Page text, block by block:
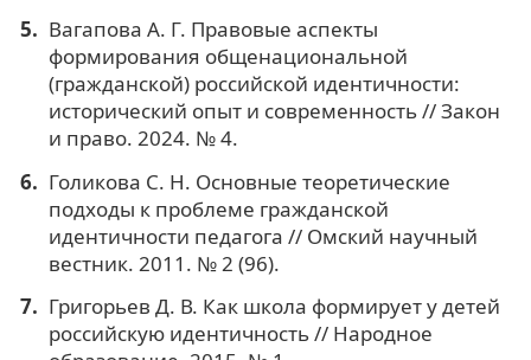
Вагапова А. Г. Правовые аспекты
формирования общенациональной
(гражданской) российской идентичности:
исторический опыт и современность // Закон
и право. 2024. № 4.
Голикова С. Н. Основные теоретические
подходы к проблеме гражданской
идентичности педагога // Омский научный
вестник. 2011. № 2 (96).
Григорьев Д. В. Как школа формирует у детей
российскую идентичность // Народное